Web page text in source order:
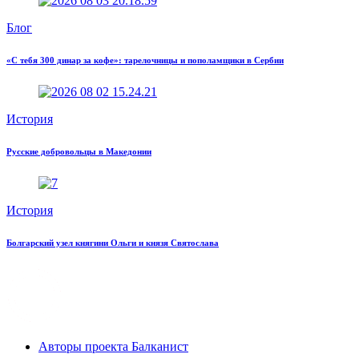
Блог
«С тебя 300 динар за кофе»: тарелочницы и пополамщики в Сербии
История
Русские добровольцы в Македонии
История
Болгарский узел княгини Ольги и князя Святослава
Авторы проекта Балканист